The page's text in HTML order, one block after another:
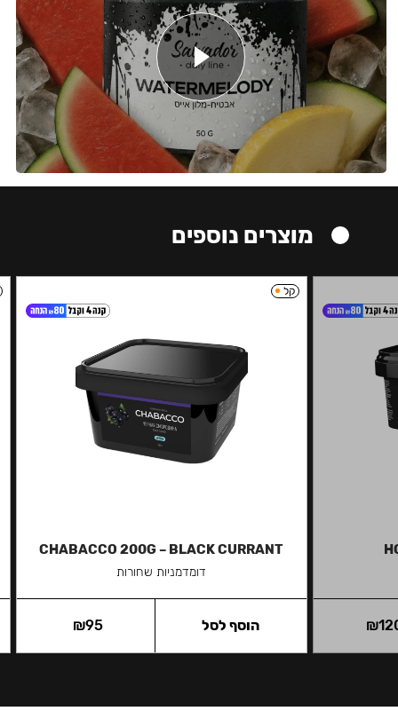
מוצרים נוספים
₪
קל
CHABACCO 200G – BLACK CURRANT
דומדמניות שחורות
₪95 הוסף לסל